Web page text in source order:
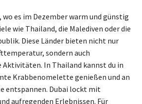
wo es im Dezember warm und günstig
wie Thailand, die Malediven oder die
Diese Länder bieten nicht nur
sondern auch
Aktivitäten. In Thailand kannst du in
Krabbenomelette genießen und an
entspannen. Dubai lockt mit
aufregenden Erlebnissen. Für